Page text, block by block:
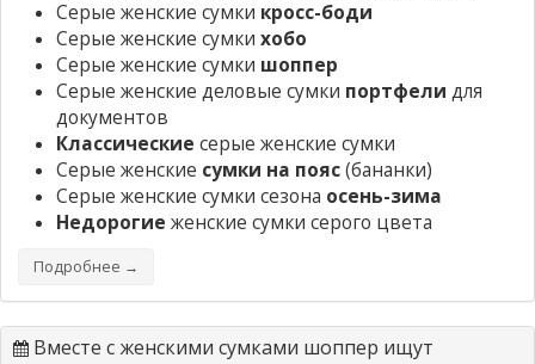
Серые женские сумки кросс-боди
Серые женские сумки хобо
Серые женские сумки шоппер
Серые женские деловые сумки портфели для
документов
Классические серые женские сумки
Серые женские сумки на пояс(бананки)
Серые женские сумки сезона осень-зима
Недорогие женские сумки серого цвета
Подробнее →
Вместе с женскими сумками шоппер ищут